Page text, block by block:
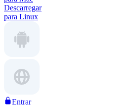
Descarregar
para Linux
Entrar